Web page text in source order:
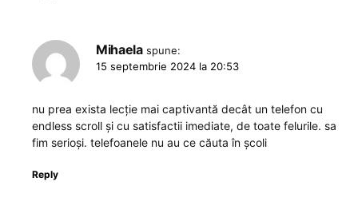
Mihaela spune:
15 septembrie 2024 la 20:53
nu prea exista lecție mai captivantă decât un telefon cu
endless scroll și cu satisfactii imediate, de toate felurile. sa
fim serioși. telefoanele nu au ce căuta în școli
Reply